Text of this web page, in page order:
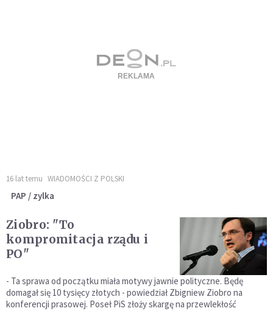
16 lat temu WIADOMOŚCI Z POLSKI
PAP / zylka
Ziobro: "To
kompromitacja rządu i
PO"
- Ta sprawa od początku miała motywy jawnie polityczne. Będę
domagał się 10 tysięcy złotych - powiedział Zbigniew Ziobro na
konferencji prasowej. Poseł PiS złoży skargę na przewlekłość